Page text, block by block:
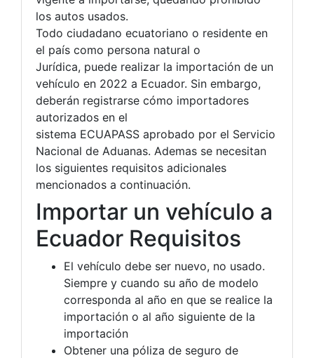
los autos usados.
Todo ciudadano ecuatoriano o residente en
el país como persona natural o
Jurídica, puede realizar la importación de un
vehículo en 2022 a Ecuador. Sin embargo,
deberán registrarse cómo importadores
autorizados en el
sistema ECUAPASS aprobado por el Servicio
Nacional de Aduanas. Ademas se necesitan
los siguientes requisitos adicionales
mencionados a continuación.
Importar un vehículo a
Ecuador Requisitos
El vehículo debe ser nuevo, no usado.
Siempre y cuando su año de modelo
corresponda al año en que se realice la
importación o al año siguiente de la
importación
Obtener una póliza de seguro de